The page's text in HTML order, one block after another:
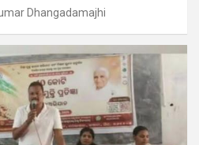
Dhangadamajhi